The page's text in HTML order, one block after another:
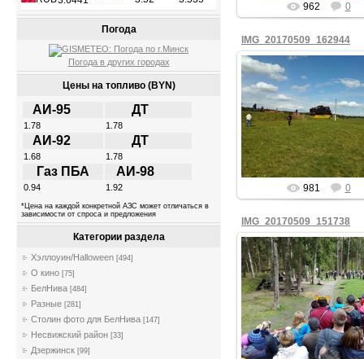
Погода
Погода в других городах
Цены на топливо (BYN)
АИ-95 ДТ
1.78 1.78
АИ-92 ДТ
1.68 1.78
Газ ПБА АИ-98
0.94 1.92
*Цена на каждой конкретной АЗС может отличаться в
зависимости от спроса и предложения
Категории раздела
Хэллоуин/Halloween [494]
О кино [75]
БелНива [484]
Разные [281]
Столин фото для БелНива [147]
Несвижский район [33]
Дзержинск [99]
962 0
IMG_20170509_162944
09.05.2017
fiesta
981 0
IMG_20170509_151738
09.05.2017
fiesta